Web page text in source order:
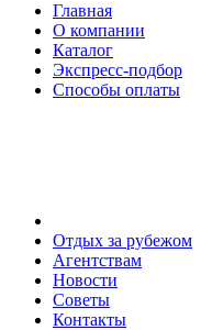
Главная
О компании
Каталог
Экспресс-подбор
Способы оплаты
Отдых за рубежом
Агентствам
Новости
Советы
Контакты